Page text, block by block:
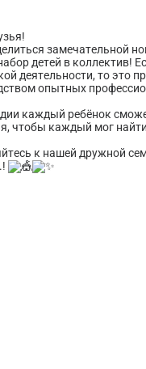
замечательной
детей в коллектив!
деятельности, то это
опытных
каждый ребёнок
чтобы каждый мог
к нашей дружной